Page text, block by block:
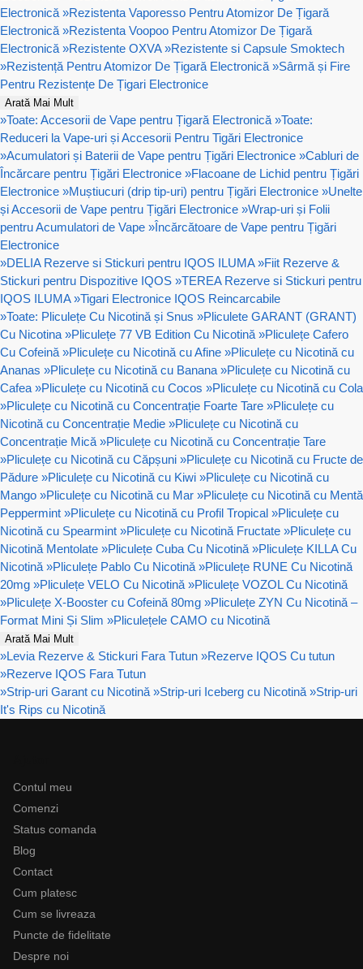
Electronică »Rezistenta Vaporesso Pentru Atomizor De Țigară
Electronică »Rezistenta Voopoo Pentru Atomizor De Țigară
Electronică »Rezistente OXVA »Rezistente si Capsule Smoktech
»Rezistență Pentru Atomizor De Țigară Electronică »Sârmă și Fire
Pentru Rezistențe De Țigari Electronice
Arată Mai Mult
»Toate: Accesorii de Vape pentru Țigară Electronică »Toate:
Reduceri la Vape-uri și Accesorii Pentru Tigări Electronice
»Acumulatori și Baterii de Vape pentru Țigări Electronice »Cabluri de
Încărcare pentru Țigări Electronice »Flacoane de Lichid pentru Țigări
Electronice »Muștiucuri (drip tip-uri) pentru Țigări Electronice »Unelte
și Accesorii de Vape pentru Țigări Electronice »Wrap-uri și Folii
pentru Acumulatori de Vape »Încărcătoare de Vape pentru Țigări
Electronice
»DELIA Rezerve si Stickuri pentru IQOS ILUMA »Fiit Rezerve &
Stickuri pentru Dispozitive IQOS »TEREA Rezerve si Stickuri pentru
IQOS ILUMA »Tigari Electronice IQOS Reincarcabile
»Toate: Pliculețe Cu Nicotină și Snus »Pliculete GARANT (GRANT)
Cu Nicotina »Pliculețe 77 VB Edition Cu Nicotină »Pliculețe Cafero
Cu Cofeină »Pliculețe cu Nicotină cu Afine »Pliculețe cu Nicotină cu
Ananas »Pliculețe cu Nicotină cu Banana »Pliculețe cu Nicotină cu
Cafea »Pliculețe cu Nicotină cu Cocos »Pliculețe cu Nicotină cu Cola
»Pliculețe cu Nicotină cu Concentrație Foarte Tare »Pliculețe cu
Nicotină cu Concentrație Medie »Pliculețe cu Nicotină cu
Concentrație Mică »Pliculețe cu Nicotină cu Concentrație Tare
»Pliculețe cu Nicotină cu Căpșuni »Pliculețe cu Nicotină cu Fructe de
Pădure »Pliculețe cu Nicotină cu Kiwi »Pliculețe cu Nicotină cu
Mango »Pliculețe cu Nicotină cu Mar »Pliculețe cu Nicotină cu Mentă
Peppermint »Pliculețe cu Nicotină cu Profil Tropical »Pliculețe cu
Nicotină cu Spearmint »Pliculețe cu Nicotină Fructate »Pliculețe cu
Nicotină Mentolate »Pliculețe Cuba Cu Nicotină »Pliculețe KILLA Cu
Nicotină »Pliculețe Pablo Cu Nicotină »Pliculețe RUNE Cu Nicotină
20mg »Pliculețe VELO Cu Nicotină »Pliculețe VOZOL Cu Nicotină
»Pliculețe X-Booster cu Cofeină 80mg »Pliculețe ZYN Cu Nicotină –
Format Mini Și Slim »Pliculețele CAMO cu Nicotină
Arată Mai Mult
»Levia Rezerve & Stickuri Fara Tutun »Rezerve IQOS Cu tutun
»Rezerve IQOS Fara Tutun
»Strip-uri Garant cu Nicotină »Strip-uri Iceberg cu Nicotină »Strip-uri
It's Rips cu Nicotină
Contul meu
Comenzi
Status comanda
Blog
Contact
Cum platesc
Cum se livreaza
Puncte de fidelitate
Despre noi